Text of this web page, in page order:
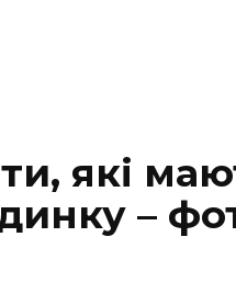
які
–